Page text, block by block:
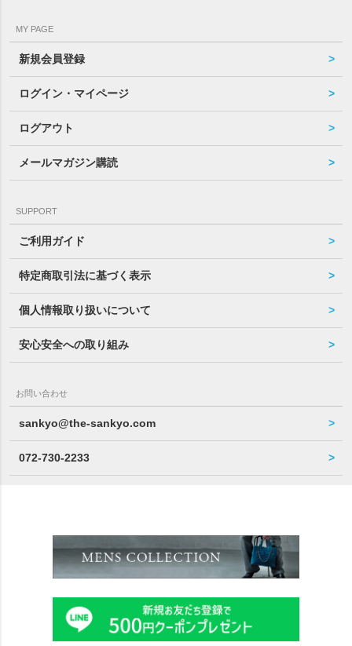
MY PAGE
新規会員登録
ログイン・マイページ
ログアウト
メールマガジン購読
SUPPORT
ご利用ガイド
特定商取引法に基づく表示
個人情報取り扱いについて
安心安全への取り組み
お問い合わせ
sankyo@the-sankyo.com
072-730-2233